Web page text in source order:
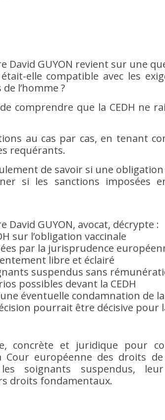
David GUYON revient sur une
elle compatible avec les
l’homme ?
de comprendre que la CEDH ne
au cas par cas, en tenant
requérants.
de savoir si une
si les sanctions imposées
David GUYON, avocat, décrypte :
sur l’obligation vaccinale
par la jurisprudence
libre et éclairé
suspendus sans
possibles devant la CEDH
éventuelle condamnation de
pourrait être décisive pour
concrète et juridique pour
Cour européenne des droits
soignants suspendus,
droits fondamentaux.